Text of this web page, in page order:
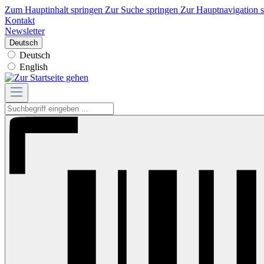
Zum Hauptinhalt springen Zur Suche springen Zur Hauptnavigation
Kontakt
Newsletter
Deutsch
Deutsch
English